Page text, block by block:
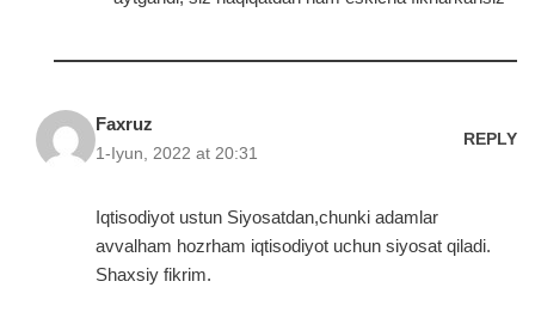
Faxruz
1-Iyun, 2022 at 20:31
REPLY
Iqtisodiyot ustun Siyosatdan,chunki adamlar
avvalham hozrham iqtisodiyot uchun siyosat qiladi.
Shaxsiy fikrim.